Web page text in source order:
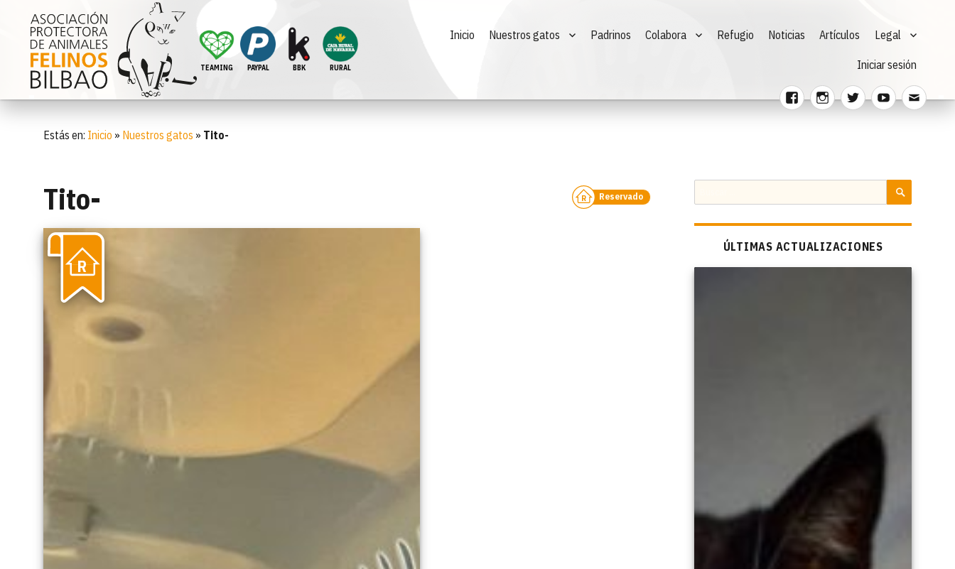
TEAMING PAYPAL BBK RURAL
FacebookInstagram
TwitterYoutubeCorreo
Inicio Nuestros gatos Padrinos Colabora Refugio Noticias Artículos Legal
Iniciar sesión
Estás en: Inicio » Nuestros gatos » Tito-
Tito- Reservado
R
R
por:
ÚLTIMAS ACTUALIZACIONES